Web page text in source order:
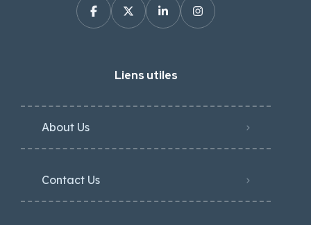
Liens utiles
About Us
Contact Us